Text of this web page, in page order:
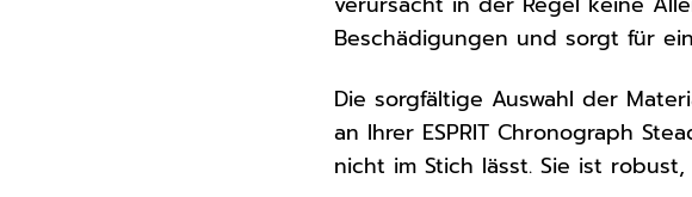
Beschädigungen und sorgt für
Die sorgfältige Auswahl der
an Ihrer ESPRIT Chronograph
nicht im Stich lässt. Sie ist